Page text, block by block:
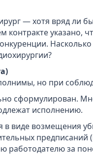
— хотя вряд ли
указано,
но при
сформулирован.
исполнению.
в виде возмещения
предписаний
работодателю за